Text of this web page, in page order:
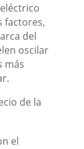
factores,
del
oscilar
más
de la
el